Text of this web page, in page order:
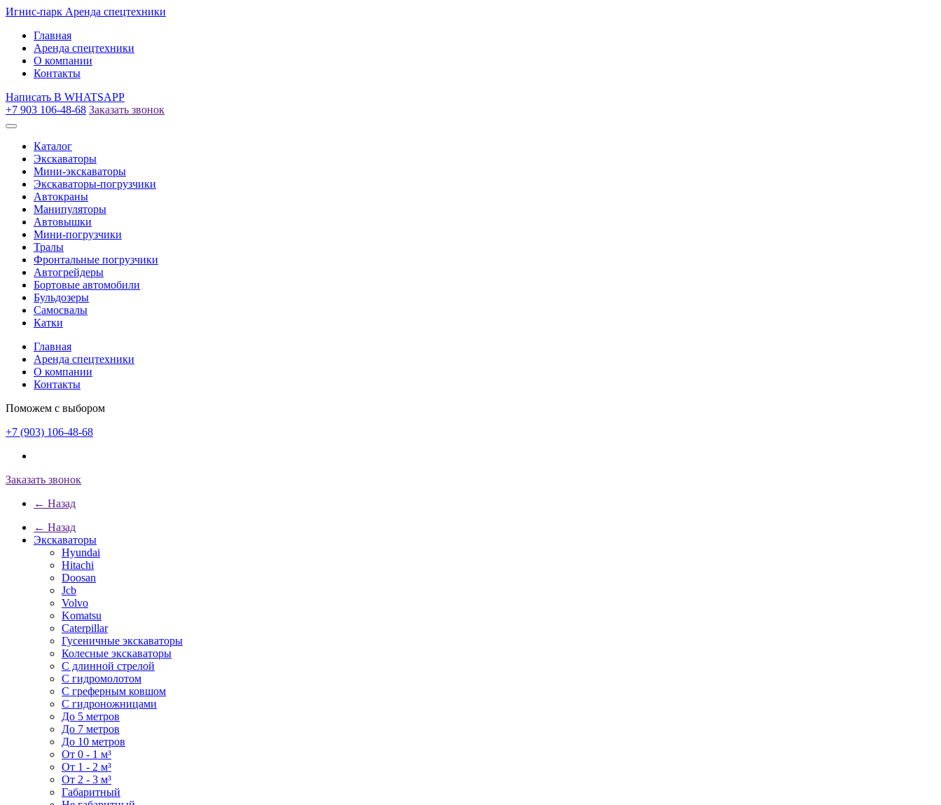
Игнис-парк Аренда спецтехники
Главная
Аренда спецтехники
О компании
Контакты
Написать В WHATSAPP
+7 903 106-48-68 Заказать звонок
Каталог
Экскаваторы
Мини-экскаваторы
Экскаваторы-погрузчики
Автокраны
Манипуляторы
Автовышки
Мини-погрузчики
Тралы
Фронтальные погрузчики
Автогрейдеры
Бортовые автомобили
Бульдозеры
Самосвалы
Катки
Главная
Аренда спецтехники
О компании
Контакты
Поможем с выбором
+7 (903) 106-48-68
Заказать звонок
← Назад
← Назад
Экскаваторы
Hyundai
Hitachi
Doosan
Jcb
Volvo
Komatsu
Caterpillar
Гусеничные экскаваторы
Колесные экскаваторы
С длинной стрелой
С гидромолотом
С греферным ковшом
С гидроножницами
До 5 метров
До 7 метров
До 10 метров
От 0 - 1 м³
От 1 - 2 м³
От 2 - 3 м³
Габаритный